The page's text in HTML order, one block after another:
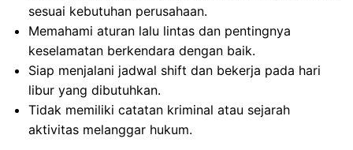
sesuai kebutuhan perusahaan.
Memahami aturan lalu lintas dan pentingnya
keselamatan berkendara dengan baik.
Siap menjalani jadwal shift dan bekerja pada hari
libur yang dibutuhkan.
Tidak memiliki catatan kriminal atau sejarah
aktivitas melanggar hukum.